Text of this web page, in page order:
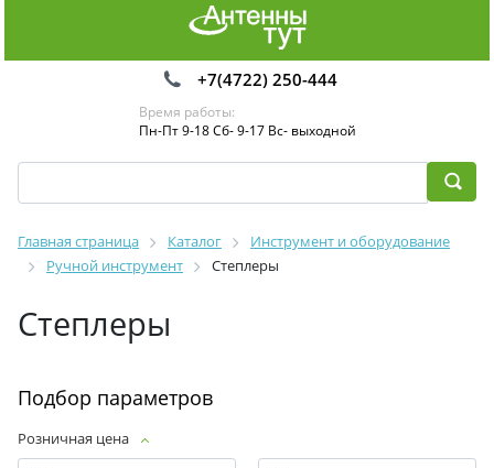
+7(4722) 250-444
Время работы:
Пн-Пт 9-18 Сб- 9-17 Вс- выходной
Главная страница Каталог
Инструмент и оборудование
Ручной инструмент
Степлеры
Степлеры
Подбор параметров
Розничная цена